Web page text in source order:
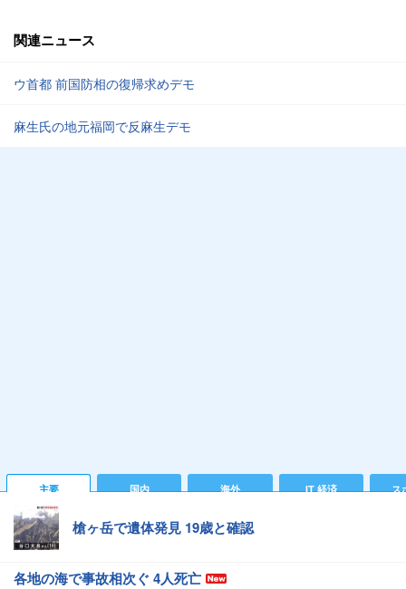
関連ニュース
ウ首都 前国防相の復帰求めデモ
麻生氏の地元福岡で反麻生デモ
主要 国内 海外 IT 経済 ス
槍ヶ岳で遺体発見 19歳と確認
各地の海で事故相次ぐ 4人死亡